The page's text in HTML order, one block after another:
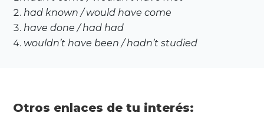
had known / would have come
have done / had had
wouldn’t have been / hadn’t studied
Otros enlaces de tu interés: